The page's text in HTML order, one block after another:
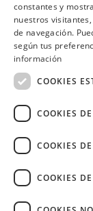
constantes y
nuestros
de navegación.
según tus
información
COOKIES
COOKIES
COOKIES
COOKIES